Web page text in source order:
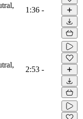
1:36 -
2:53 -